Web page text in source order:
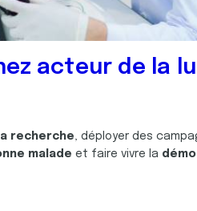
acteur de la
recherche, déployer des
malade et faire vivre la